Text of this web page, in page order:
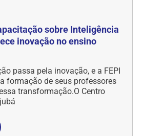
sobre Inteligência
inovação no ensino
passa pela inovação, e a FEPI
formação de seus professores
transformação.O Centro